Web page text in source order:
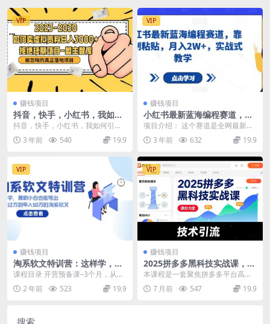
VIP
赚钱项目
抖音，快手，小红书，我如何
引流靠信息差卖刚需资料日入
3000+
抖音，快手，小红书，我如何引流
靠信息差卖刚需资料日入3000+ 资
源下载地址
3 年前 540 19.9
VIP
赚钱项目
小红书最新蓝海编程赛道，靠
复制粘贴，月入2W+，实战式
教学
项目介绍： 这个赛道是全网最新赛
道，做的人很少，在开始卷之前赶
紧入场！！ 目前都...
3 年前 632 19.9
VIP
赚钱项目
淘系软文特训营：这样学，兼
职小白也能写出月收过万到年
课程目录 开营预备课–3个月，从兼
职小白做到品牌主编，我靠这3点实
现了人生逆袭 ...
2 年前 523 19.9
VIP
赚钱项目
2025拼多多黑科技实战课，擎
天柱玩法、爆流SKU、原价大
促，技术引流，单店日销轻松
破千单
本课程是一套聚焦拼多多平台高阶
运营与流量玩法的实战教程。课程
内容涵盖主图优化（自...
7 月前 547 19.9
搜索